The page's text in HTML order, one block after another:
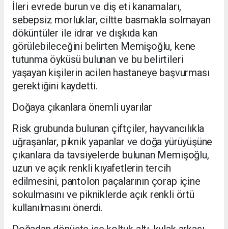
İleri evrede burun ve diş eti kanamaları,
sebepsiz morluklar, ciltte basmakla solmayan
döküntüler ile idrar ve dışkıda kan
görülebileceğini belirten Memişoğlu, kene
tutunma öyküsü bulunan ve bu belirtileri
yaşayan kişilerin acilen hastaneye başvurması
gerektiğini kaydetti.
Doğaya çıkanlara önemli uyarılar
Risk grubunda bulunan çiftçiler, hayvancılıkla
uğraşanlar, piknik yapanlar ve doğa yürüyüşüne
çıkanlara da tavsiyelerde bulunan Memişoğlu,
uzun ve açık renkli kıyafetlerin tercih
edilmesini, pantolon paçalarının çorap içine
sokulmasını ve pikniklerde açık renkli örtü
kullanılmasını önerdi.